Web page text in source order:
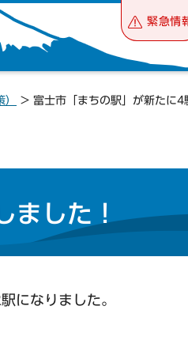
緊急情
> 富士市「まちの駅」が新たに4
ました！
になりました。